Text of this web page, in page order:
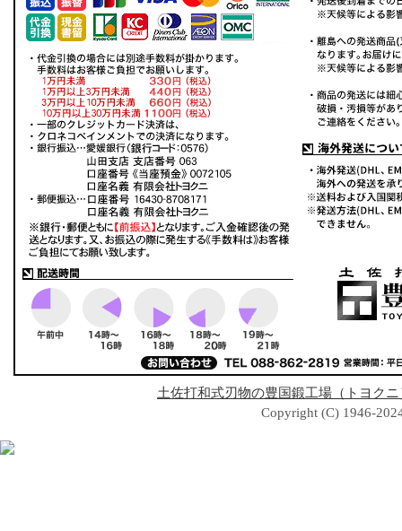
土佐打和式刃物の豊国鍛工場（トヨクニ
Copyright (C) 1946-